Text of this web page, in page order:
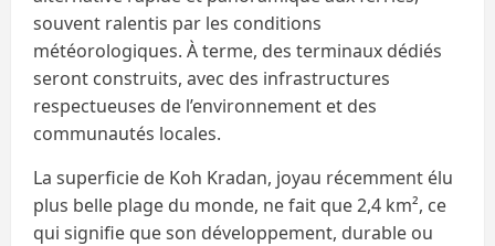
souvent ralentis par les conditions
météorologiques. À terme, des terminaux dédiés
seront construits, avec des infrastructures
respectueuses de l’environnement et des
communautés locales.
La superficie de Koh Kradan, joyau récemment élu
plus belle plage du monde, ne fait que 2,4 km², ce
qui signifie que son développement, durable ou